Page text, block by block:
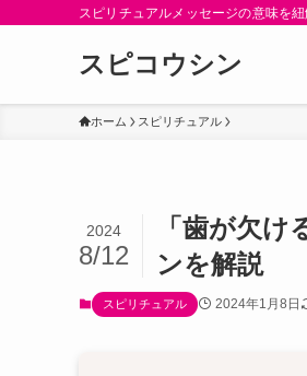
スピリチュアルメッセージの意味を紐
スピコウシン
ホーム スピリチュアル
「歯が欠
ンを解説
2024
8/12
スピリチュアル 2024年1月8日